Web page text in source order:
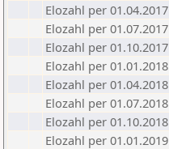
Elozahl per 01.04.2017
Elozahl per 01.07.2017
Elozahl per 01.10.2017
Elozahl per 01.01.2018
Elozahl per 01.04.2018
Elozahl per 01.07.2018
Elozahl per 01.10.2018
Elozahl per 01.01.2019